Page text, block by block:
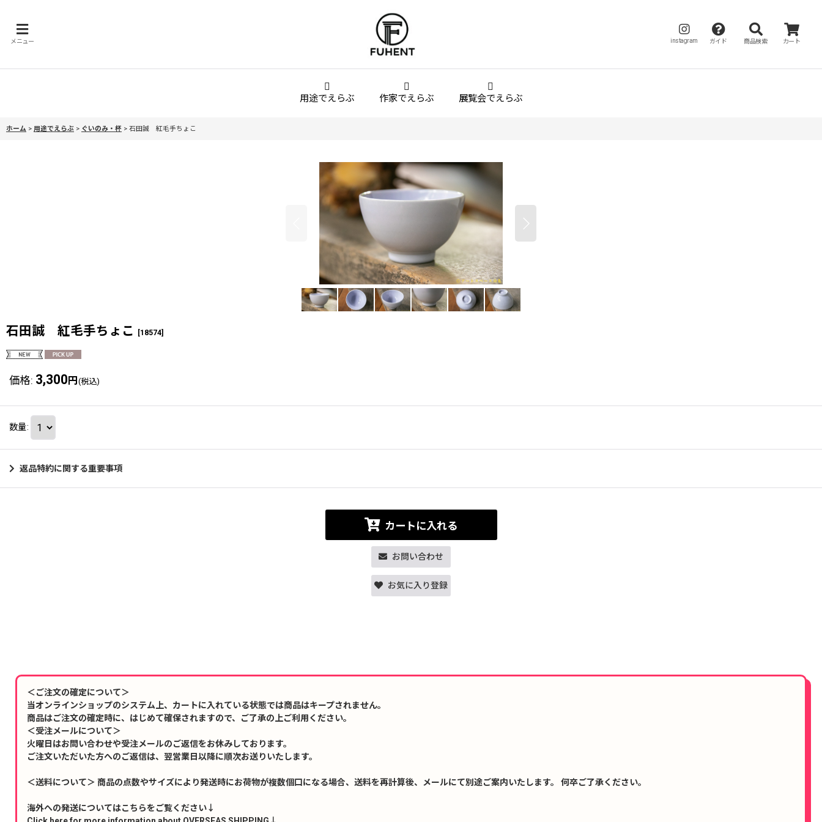
メニュー instagram ガイド 商品検索 カート
用途でえらぶ 作家でえらぶ 展覧会でえらぶ
ホーム > 用途でえらぶ > ぐいのみ・杯 > 石田誠 紅毛手ちょこ
石田誠 紅毛手ちょこ [18574]
価格: 3,300 円 (税込)
数量:
返品特約に関する重要事項
カートに入れる
お問い合わせ
お気に入り登録
＜ご注文の確定について＞
当オンラインショップのシステム上、カートに入れている状態では商品はキープされません。
商品はご注文の確定時に、はじめて確保されますので、ご了承の上ご利用ください。
＜受注メールについて＞
火曜日はお問い合わせや受注メールのご返信をお休みしております。
ご注文いただいた方へのご返信は、翌営業日以降に順次お送りいたします。
＜送料について＞ 商品の点数やサイズにより発送時にお荷物が複数個口になる場合、送料を再計算後、メールにて別途ご案内いたします。 何卒ご了承ください。
海外への発送についてはこちらをご覧ください↓